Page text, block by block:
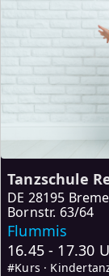
Tanzschule
DE 28195
Bornstr. 63/64
Flummis
16.45 - 17.30
#Kurs ·